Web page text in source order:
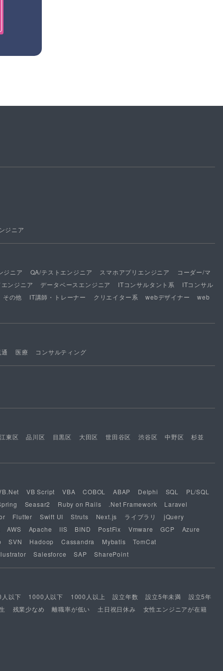
ジニア
ジニア QA/テストエンジニア スマホアプリエンジニア
コーダー/マ
ンジニア データベースエンジニア ITコンサルタント系
ITコンサル
その他 IT講師・トレーナー クリエイター系 webデザイナー
web
医療 コンサルティング
江東区 品川区 目黒区 大田区 世田谷区 渋谷区 中野区
杉並
VB Script VBA COBOL ABAP Delphi SQL
PL/SQL
Seasar2 Ruby on Rails .Net Framework
Laravel
Flutter Swift UI Struts Next.js ライブラリ
jQuery
AWS Apache IIS BIND PostFix Vmware GCP
Azure
SVN Hadoop Cassandra Mybatis
TomCat
Salesforce SAP SharePoint
以下 1000人以下 1000人以上 設立年数 設立5年未満
設立5年
残業少なめ 離職率が低い 土日祝日休み
女性エンジニアが在籍